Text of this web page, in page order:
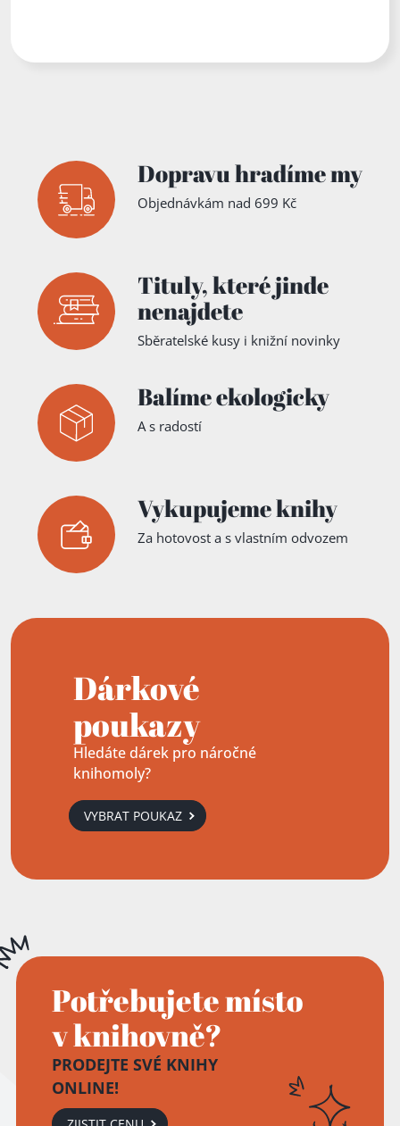
Dopravu hradíme my
Objednávkám nad 699 Kč
Tituly,které jinde
nenajdete
Sběratelské kusy i knižní novinky
Balíme ekologicky
A s radostí
Vykupujeme knihy
Za hotovost a s vlastním odvozem
Dárkové
poukazy
Hledáte dárek pro náročné
knihomoly?
VYBRAT POUKAZ
Potřebujete místo
v knihovně?
PRODEJTE SVÉ KNIHY
ONLINE!